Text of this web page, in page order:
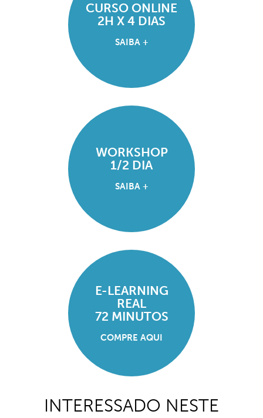
CURSO ONLINE
2H X 4 DIAS
SAIBA +
WORKSHOP
1/2 DIA
SAIBA +
E-LEARNING
REAL
72 MINUTOS
COMPRE AQUI
INTERESSADO NESTE